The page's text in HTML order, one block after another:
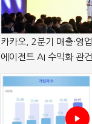
카카오, 2분기 매출·영
에이전트 AI 수익화 관건